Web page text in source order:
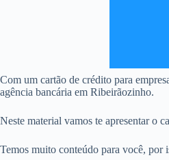
Com um cartão de crédito para
agência bancária em Ribeirãozinho.
Neste material vamos te apresentar o
Temos muito conteúdo para você, por